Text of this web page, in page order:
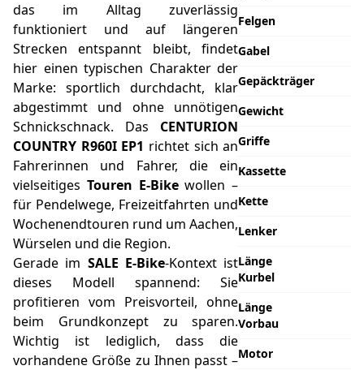
das im Alltag zuverlässig
funktioniert und auf längeren
Strecken entspannt bleibt, findet
hier einen typischen Charakter der
Marke: sportlich durchdacht, klar
abgestimmt und ohne unnötigen
Schnickschnack. Das CENTURION
COUNTRY R960I EP1 richtet sich an
Fahrerinnen und Fahrer, die ein
vielseitiges Touren E-Bikewollen –
für Pendelwege, Freizeitfahrten und
Wochenendtouren rund um Aachen,
Würselen und die Region.
Gerade im SALE E-Bike-Kontext ist
dieses Modell spannend: Sie
profitieren vom Preisvorteil, ohne
beim Grundkonzept zu sparen.
Wichtig ist lediglich, dass die
vorhandene Größe zu Ihnen passt –
Felgen
Gabel
Gepäckträger
Gewicht
Griffe
Kassette
Kette
Lenker
Länge
Kurbel
Länge
Vorbau
Motor